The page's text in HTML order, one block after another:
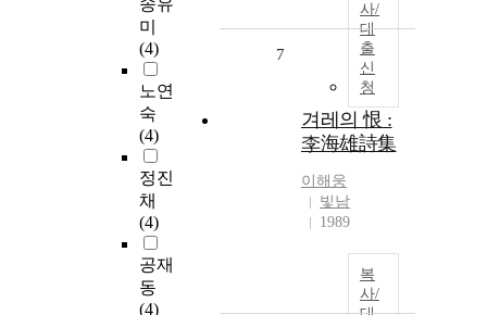
송유
미
(4)
노연
숙
(4)
정진
채
(4)
공재
동
(4)
사/
대
출
신
청
7
겨레의 恨 :
李海雄詩集
이해웅
빛남
1989
복
사/